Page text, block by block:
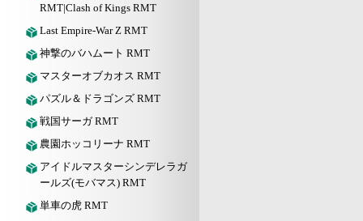
RMT|Clash of Kings RMT
Last Empire-War Z RMT
神撃のバハムート RMT
マスターオブカオス RMT
パズル＆ドラゴンズ RMT
戦国サーガ RMT
農園ホッコリーナ RMT
アイドルマスターシンデレラガ
ールズ(モバマス) RMT
単車の虎 RMT